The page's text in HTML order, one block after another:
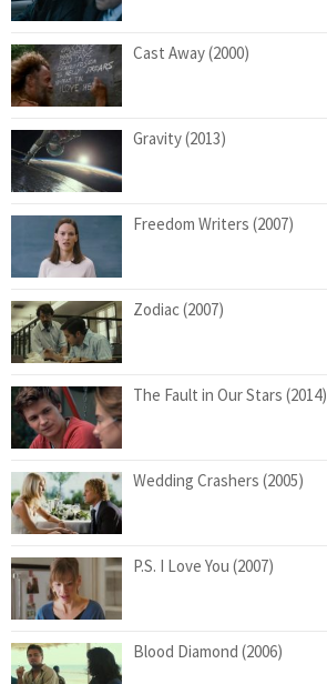
Cast Away (2000)
Gravity (2013)
Freedom Writers (2007)
Zodiac (2007)
The Fault in Our Stars (2014)
Wedding Crashers (2005)
P.S. I Love You (2007)
Blood Diamond (2006)